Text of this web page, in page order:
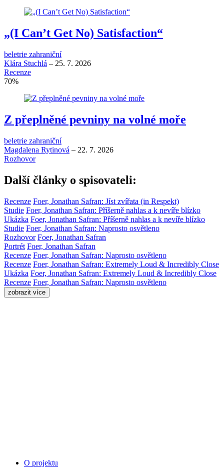
„(I Can’t Get No) Satisfaction“
beletrie zahraniční
Klára Stuchlá – 25. 7. 2026
Recenze
70%
Z přeplněné pevniny na volné moře
beletrie zahraniční
Magdalena Rytinová – 22. 7. 2026
Rozhovor
Další články o spisovateli:
Recenze Foer, Jonathan Safran: Jíst zvířata (in Respekt)
Studie Foer, Jonathan Safran: Příšerně nahlas a k nevíře blízko
Ukázka Foer, Jonathan Safran: Příšerně nahlas a k nevíře blízko
Studie Foer, Jonathan Safran: Naprosto osvětleno
Rozhovor Foer, Jonathan Safran
Portrét Foer, Jonathan Safran
Recenze Foer, Jonathan Safran: Naprosto osvětleno
Recenze Foer, Jonathan Safran: Extremely Loud & Incredibly Close
Ukázka Foer, Jonathan Safran: Extremely Loud & Incredibly Close
Recenze Foer, Jonathan Safran: Naprosto osvětleno
zobrazit více
O projektu